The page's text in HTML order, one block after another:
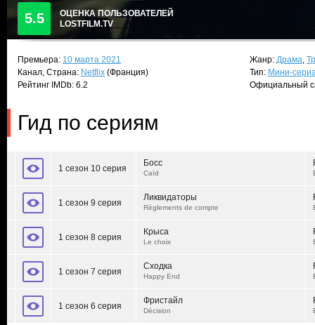
5.5
ОЦЕНКА ПОЛЬЗОВАТЕЛЕЙ
LOSTFILM.TV
Премьера: 10 марта 2021
Канал, Страна: Netflix (Франция)
Рейтинг IMDb: 6.2
Жанр: Драма,
Тип: Мини-
Официальный
Гид по сериям
1 сезон 10 серия
Босс
Caïd
1 сезон 9 серия
Ликвидаторы
Règlements de compte
1 сезон 8 серия
Крыса
Le choix
1 сезон 7 серия
Сходка
Happy End
1 сезон 6 серия
Фристайл
Décision